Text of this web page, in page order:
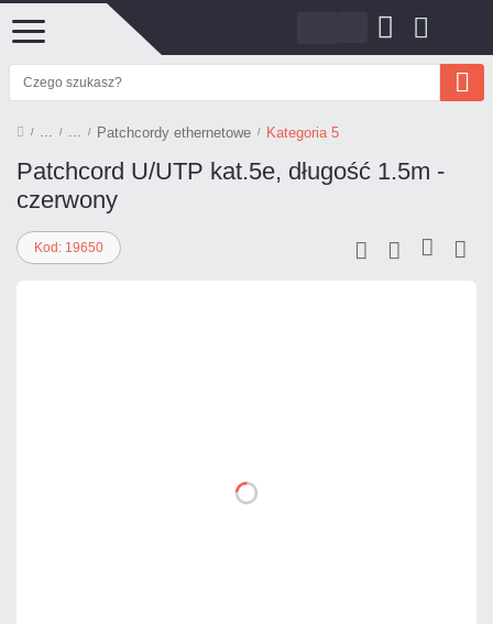
Patchcordy ethernetowe Kategoria 5
Patchcord U/UTP kat.5e, długość 1.5m -
czerwony
Kod: 19650